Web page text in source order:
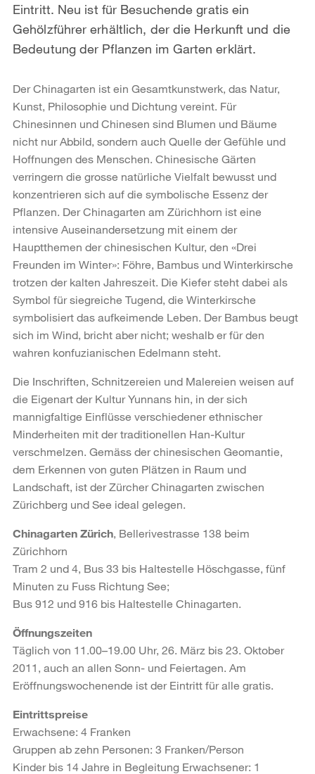
Eintritt. Neu ist für Besuchende gratis ein
Gehölzführer erhältlich, der die Herkunft und die
Bedeutung der Pflanzen im Garten erklärt.
Der Chinagarten ist ein Gesamtkunstwerk, das Natur,
Kunst, Philosophie und Dichtung vereint. Für
Chinesinnen und Chinesen sind Blumen und Bäume
nicht nur Abbild, sondern auch Quelle der Gefühle und
Hoffnungen des Menschen. Chinesische Gärten
verringern die grosse natürliche Vielfalt bewusst und
konzentrieren sich auf die symbolische Essenz der
Pflanzen. Der Chinagarten am Zürichhorn ist eine
intensive Auseinandersetzung mit einem der
Hauptthemen der chinesischen Kultur, den «Drei
Freunden im Winter»: Föhre, Bambus und Winterkirsche
trotzen der kalten Jahreszeit. Die Kiefer steht dabei als
Symbol für siegreiche Tugend, die Winterkirsche
symbolisiert das aufkeimende Leben. Der Bambus beugt
sich im Wind, bricht aber nicht; weshalb er für den
wahren konfuzianischen Edelmann steht.
Die Inschriften, Schnitzereien und Malereien weisen auf
die Eigenart der Kultur Yunnans hin, in der sich
mannigfaltige Einflüsse verschiedener ethnischer
Minderheiten mit der traditionellen Han-Kultur
verschmelzen. Gemäss der chinesischen Geomantie,
dem Erkennen von guten Plätzen in Raum und
Landschaft, ist der Zürcher Chinagarten zwischen
Zürichberg und See ideal gelegen.
Chinagarten Zürich , Bellerivestrasse 138 beim
Zürichhorn
Tram 2 und 4, Bus 33 bis Haltestelle Höschgasse, fünf
Minuten zu Fuss Richtung See;
Bus 912 und 916 bis Haltestelle Chinagarten.
Öffnungszeiten
Täglich von 11.00–19.00 Uhr, 26. März bis 23. Oktober
2011, auch an allen Sonn- und Feiertagen. Am
Eröffnungswochenende ist der Eintritt für alle gratis.
Eintrittspreise
Erwachsene: 4 Franken
Gruppen ab zehn Personen: 3 Franken/Person
Kinder bis 14 Jahre in Begleitung Erwachsener: 1